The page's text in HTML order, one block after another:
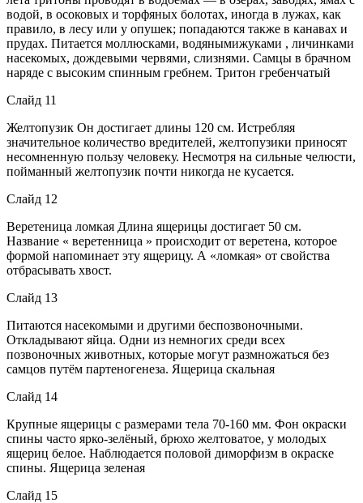
водой, в осоковых и торфяных болотах, иногда в лужах, как
правило, в лесу или у опушек; попадаются также в канавах и
прудах. Питается моллюсками, водянымижуками , личинками
насекомых, дождевыми червями, слизнями. Самцы в брачном
наряде с высоким спинным гребнем. Тритон гребенчатый
Слайд 11
Желтопузик Он достигает длины 120 см. Истребляя
значительное количество вредителей, желтопузики приносят
несомненную пользу человеку. Несмотря на сильные челюсти,
пойманный желтопузик почти никогда не кусается.
Слайд 12
Веретеница ломкая Длина ящерицы достигает 50 см.
Название « веретенница » происходит от веретена, которое
формой напоминает эту ящерицу. А «ломкая» от свойства
отбрасывать хвост.
Слайд 13
Питаются насекомыми и другими беспозвоночными.
Откладывают яйца. Одни из немногих среди всех
позвоночных животных, которые могут размножаться без
самцов путём партеногенеза. Ящерица скальная
Слайд 14
Крупные ящерицы с размерами тела 70-160 мм. Фон окраски
спины часто ярко-зелёный, брюхо желтоватое, у молодых
ящериц белое. Наблюдается половой диморфизм в окраске
спины. Ящерица зеленая
Слайд 15